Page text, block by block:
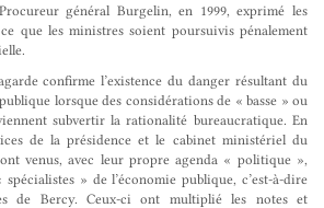
général Burgelin, en 1999, exprimé les
que les ministres soient poursuivis pénalement
confirme l’existence du danger résultant du
lorsque des considérations de « basse » ou
subvertir la rationalité bureaucratique. En
de la présidence et le cabinet ministériel du
venus, avec leur propre agenda « politique »,
» de l’économie publique, c’est-à-dire
de Bercy. Ceux-ci ont multiplié les notes et